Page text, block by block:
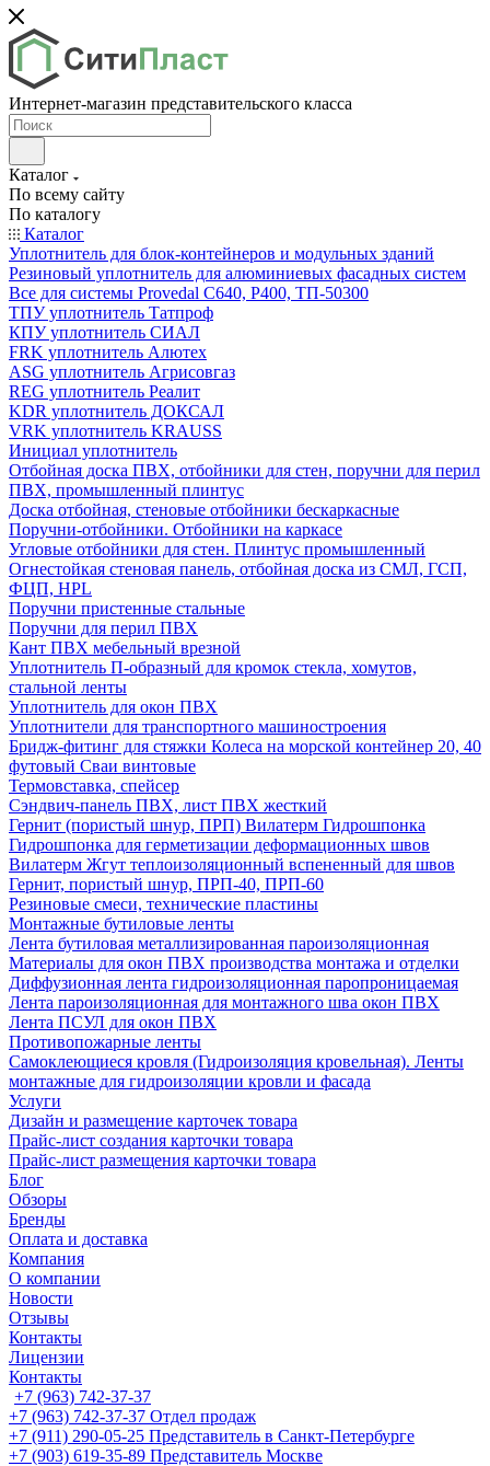
Интернет-магазин представительского класса
Каталог
По всему сайту
По каталогу
Каталог
Уплотнитель для блок-контейнеров и модульных зданий
Резиновый уплотнитель для алюминиевых фасадных систем
Все для системы Provedal С640, Р400, ТП-50300
ТПУ уплотнитель Татпроф
КПУ уплотнитель СИАЛ
FRK уплотнитель Алютех
ASG уплотнитель Агрисовгаз
REG уплотнитель Реалит
KDR уплотнитель ДОКСАЛ
VRK уплотнитель KRAUSS
Инициал уплотнитель
Отбойная доска ПВХ, отбойники для стен, поручни для перил
ПВХ, промышленный плинтус
Доска отбойная, стеновые отбойники бескаркасные
Поручни-отбойники. Отбойники на каркасе
Угловые отбойники для стен. Плинтус промышленный
Огнестойкая стеновая панель, отбойная доска из СМЛ, ГСП,
ФЦП, HPL
Поручни пристенные стальные
Поручни для перил ПВХ
Кант ПВХ мебельный врезной
Уплотнитель П-образный для кромок стекла, хомутов,
стальной ленты
Уплотнитель для окон ПВХ
Уплотнители для транспортного машиностроения
Бридж-фитинг для стяжки Колеса на морской контейнер 20, 40
футовый Сваи винтовые
Термовставка, спейсер
Сэндвич-панель ПВХ, лист ПВХ жесткий
Гернит (пористый шнур, ПРП) Вилатерм Гидрошпонка
Гидрошпонка для герметизации деформационных швов
Вилатерм Жгут теплоизоляционный вспененный для швов
Гернит, пористый шнур, ПРП-40, ПРП-60
Резиновые смеси, технические пластины
Монтажные бутиловые ленты
Лента бутиловая металлизированная пароизоляционная
Материалы для окон ПВХ производства монтажа и отделки
Диффузионная лента гидроизоляционная паропроницаемая
Лента пароизоляционная для монтажного шва окон ПВХ
Лента ПСУЛ для окон ПВХ
Противопожарные ленты
Самоклеющиеся кровля (Гидроизоляция кровельная). Ленты
монтажные для гидроизоляции кровли и фасада
Услуги
Дизайн и размещение карточек товара
Прайс-лист создания карточки товара
Прайс-лист размещения карточки товара
Блог
Обзоры
Бренды
Оплата и доставка
Компания
О компании
Новости
Отзывы
Контакты
Лицензии
Контакты
+7 (963) 742-37-37
+7 (963) 742-37-37 Отдел продаж
+7 (911) 290-05-25 Представитель в Санкт-Петербурге
+7 (903) 619-35-89 Представитель Москве